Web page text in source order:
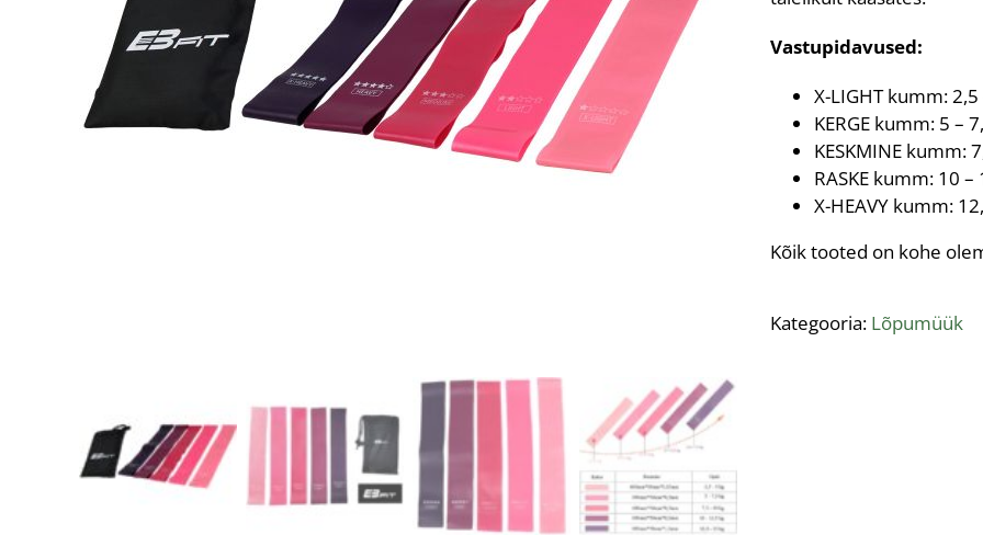
Vastupidavused:
X-LIGHT kumm: 2,5
KERGE kumm: 5 –
KESKMINE kumm:
RASKE kumm: 10 –
X-HEAVY kumm:
Kõik tooted on kohe
Kategooria: Lõpumüük